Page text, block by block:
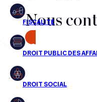
Financement
Fiscalité
Droit public des affaires
Droit social
actualités
nos
jour
Nous